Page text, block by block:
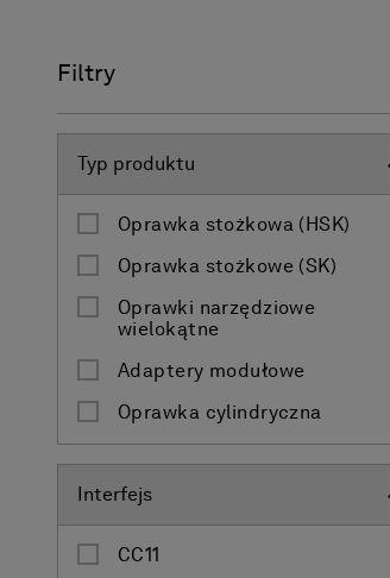
Filtry
Typ produktu
Oprawka stożkowa (HSK)
Oprawka stożkowe (SK)
Oprawki narzędziowe
wielokątne
Adaptery modułowe
Oprawka cylindryczna
Interfejs
CC11